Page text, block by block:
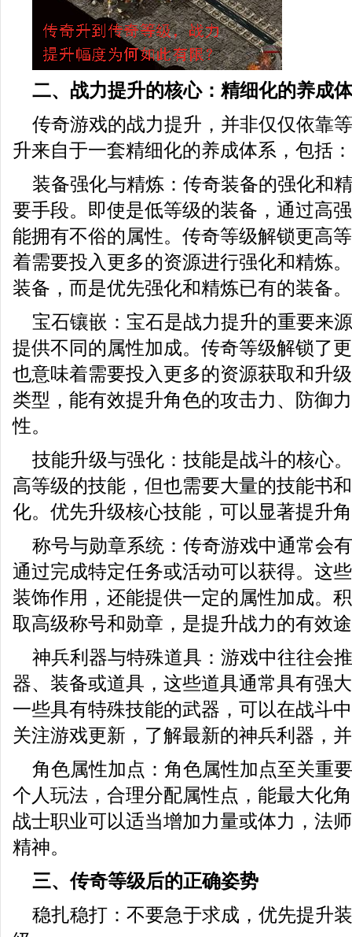
二、战力提升的核心：精细化的养成
传奇游戏的战力提升，并非仅仅依靠
升来自于一套精细化的养成体系，包括：
装备强化与精炼：传奇装备的强化和
要手段。即使是低等级的装备，通过高
能拥有不俗的属性。传奇等级解锁更高
着需要投入更多的资源进行强化和精炼
装备，而是优先强化和精炼已有的装备。
宝石镶嵌：宝石是战力提升的重要来
提供不同的属性加成。传奇等级解锁了
也意味着需要投入更多的资源获取和升
类型，能有效提升角色的攻击力、防御
性。
技能升级与强化：技能是战斗的核心
高等级的技能，但也需要大量的技能书
化。优先升级核心技能，可以显著提升
称号与勋章系统：传奇游戏中通常会
通过完成特定任务或活动可以获得。这
装饰作用，还能提供一定的属性加成。
取高级称号和勋章，是提升战力的有效
神兵利器与特殊道具：游戏中往往会
器、装备或道具，这些道具通常具有强
一些具有特殊技能的武器，可以在战斗
关注游戏更新，了解最新的神兵利器，
角色属性加点：角色属性加点至关重
个人玩法，合理分配属性点，能最大化
战士职业可以适当增加力量或体力，法
精神。
三、传奇等级后的正确姿势
稳扎稳打：不要急于求成，优先提升